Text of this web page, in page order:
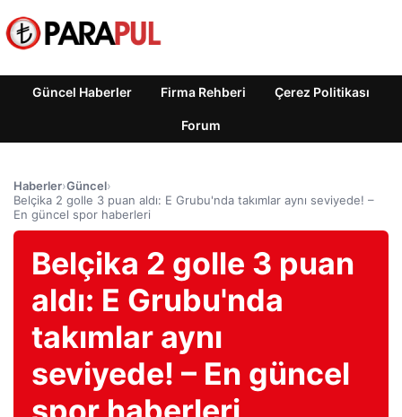
Güncel Haberler Firma Rehberi Çerez Politikası
Forum
Haberler›Güncel›
Belçika 2 golle 3 puan aldı: E Grubu'nda takımlar aynı seviyede! –
En güncel spor haberleri
Belçika 2 golle 3 puan
aldı: E Grubu'nda
takımlar aynı
seviyede! – En güncel